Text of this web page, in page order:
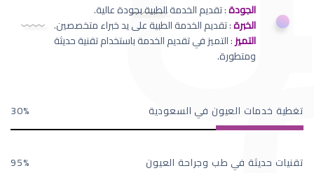
الجودة: تقديم الخدمة الطبية بجودة عالية.
الخبرة: تقديم الخدمة الطبية على يد خبراء متخصصين.
التميز: التميز في تقديم الخدمة باستخدام تقنية حديثة
ومتطورة.
تغطية خدمات العيون في السعودية 30
تقنيات حديثة في طب وجراحة العيون 95